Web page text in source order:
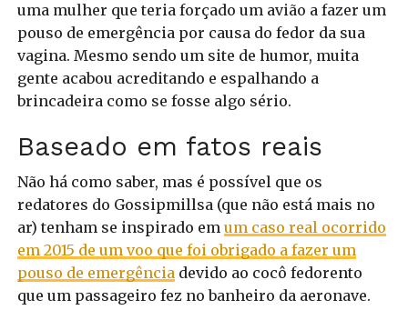
uma mulher que teria forçado um avião a fazer um
pouso de emergência por causa do fedor da sua
vagina. Mesmo sendo um site de humor, muita
gente acabou acreditando e espalhando a
brincadeira como se fosse algo sério.
Baseado em fatos reais
Não há como saber, mas é possível que os
redatores do Gossipmillsa (que não está mais no
ar) tenham se inspirado em um caso real ocorrido
em 2015 de um voo que foi obrigado a fazer um
pouso de emergênciadevido ao cocô fedorento
que um passageiro fez no banheiro da aeronave.